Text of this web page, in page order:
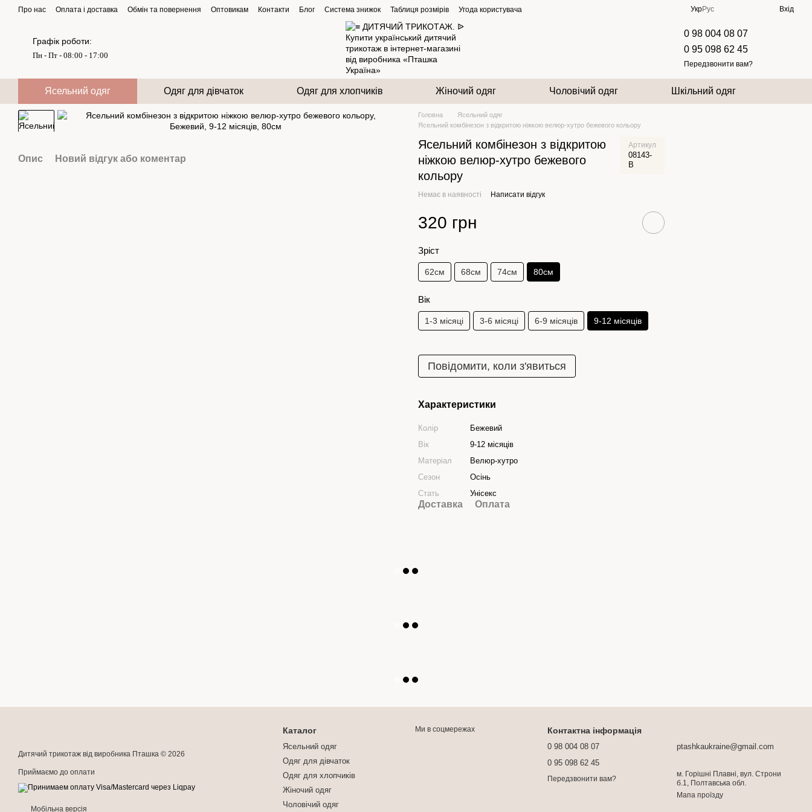
Перейти до основного контенту
Про нас Оплата і доставка Обмін та повернення Оптовикам Контакти Блог Система знижок Таблиця розмірів Угода користувача УкрРус Вхід
Графік роботи:
Пн - Пт - 08:00 - 17:00
0 98 004 08 07
0 95 098 62 45
Передзвонити вам?
Ясельний одяг Одяг для дівчаток Одяг для хлопчиків Жіночий одяг Чоловічий одяг Шкільний одяг
Опис Новий відгук або коментар
Головна
Ясельний одяг
Ясельний комбінезон з відкритою ніжкою велюр-хутро бежевого кольору
Ясельний комбінезон з відкритою
ніжкою велюр-хутро бежевого
кольору
Артикул
08143-
B
Немає в наявності Написати відгук
320 грн
Зріст
62см 68см 74см 80см
Вік
1-3 місяці 3-6 місяці 6-9 місяців 9-12 місяців
Повідомити, коли з'явиться
Характеристики
Колір
Бежевий
Вік
9-12 місяців
Матеріал
Велюр-хутро
Сезон
Осінь
Стать
Унісекс
Доставка Оплата
Дитячий трикотаж від виробника Пташка © 2026
Приймаємо до оплати
Мобільна версія
Каталог
Ясельний одяг
Одяг для дівчаток
Одяг для хлопчиків
Жіночий одяг
Чоловічий одяг
Ми в соцмережах Контактна інформація
0 98 004 08 07
0 95 098 62 45
Передзвонити вам?
ptashkaukraine@gmail.com
м. Горішні Плавні, вул. Строни
б.1, Полтавська обл.
Мапа проїзду